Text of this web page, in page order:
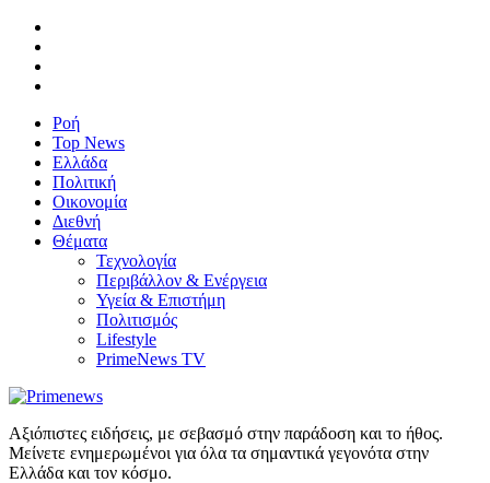
Ροή
Top News
Ελλάδα
Πολιτική
Οικονομία
Διεθνή
Θέματα
Τεχνολογία
Περιβάλλον & Ενέργεια
Υγεία & Επιστήμη
Πολιτισμός
Lifestyle
PrimeNews TV
Αξιόπιστες ειδήσεις, με σεβασμό στην παράδοση και το ήθος.
Μείνετε ενημερωμένοι για όλα τα σημαντικά γεγονότα στην
Ελλάδα και τον κόσμο.